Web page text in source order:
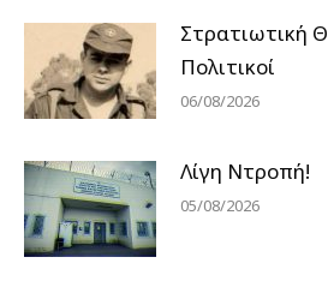
Στρατιωτική
Πολιτικοί
06/08/2026
Λίγη Ντροπή!
05/08/2026